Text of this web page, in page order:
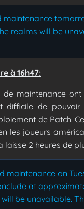
realms will be
à 16h47:
maintenance
difficile de
de Patch.
les joueurs
laisse 2 heures de
maintenance on
at
be unavailable.